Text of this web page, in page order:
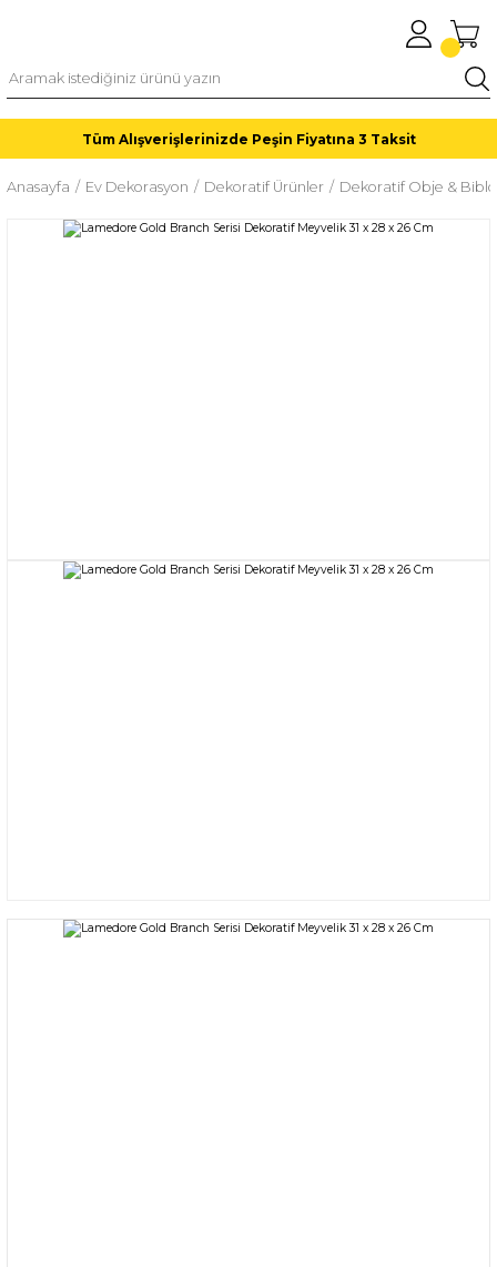
Tüm Alışverişlerinizde Peşin Fiyatına 3 Taksit
Anasayfa Ev Dekorasyon Dekoratif Ürünler Dekoratif Obje & Biblo